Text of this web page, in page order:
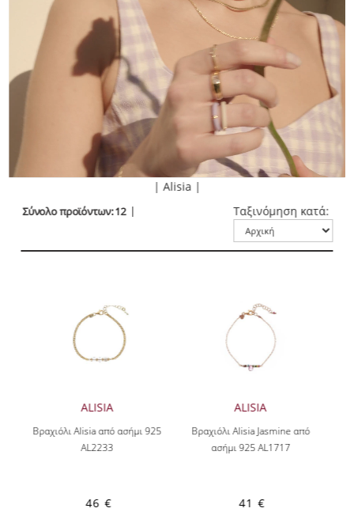
| Alisia |
Σύνολο προϊόντων: 12 Ταξινόμηση κατά:
ALISIA
Βραχιόλι Alisia από ασήμι 925
AL2233
46 €
ALISIA
Βραχιόλι Alisia Jasmine από
ασήμι 925 AL1717
41 €